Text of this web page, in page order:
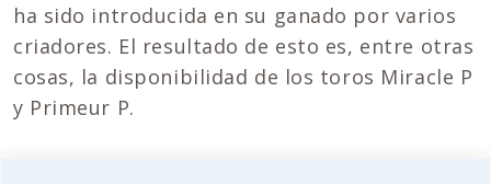
ha sido introducida en su ganado por varios
criadores. El resultado de esto es, entre otras
cosas, la disponibilidad de los toros Miracle P
y Primeur P.